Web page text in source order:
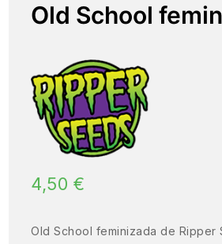
Old School
4,50 €
Old School feminizada de